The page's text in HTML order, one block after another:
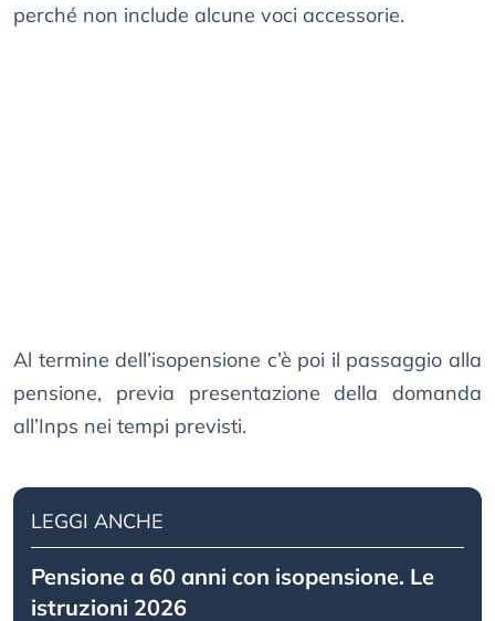
perché non include alcune voci accessorie.
Al termine dell’isopensione c’è poi il passaggio alla
pensione, previa presentazione della domanda
all’Inps nei tempi previsti.
LEGGI ANCHE
Pensione a 60 anni con isopensione. Le
istruzioni 2026